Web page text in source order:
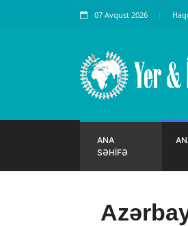
07 Avqust 2026
ANA
SƏHİFƏ